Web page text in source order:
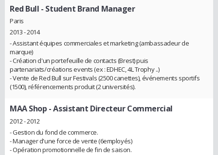
Red Bull - Student Brand Manager
Paris
2013 - 2014
- Assistant équipes commerciales et marketing (ambassadeur de
marque)
- Création d'un portefeuille de contacts (Brest) puis
partenariats/créations events (ex : EDHEC, 4L Trophy ..)
- Vente de Red Bull sur Festivals (2500 canettes), événements sportifs
(1500), référencements produit (2 universités).
MAA Shop - Assistant Directeur Commercial
2012 - 2012
- Gestion du fond de commerce.
- Manager d'une force de vente (6employés)
- Opération promotionnelle de fin de saison.